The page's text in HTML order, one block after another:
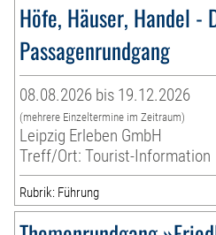
Höfe, Häuser, Handel -
Passagenrundgang
08.08.2026 bis 19.12.2026
(mehrere Einzeltermine im Zeitraum)
Leipzig Erleben GmbH
Treff/Ort: Tourist-Information
Rubrik: Führung